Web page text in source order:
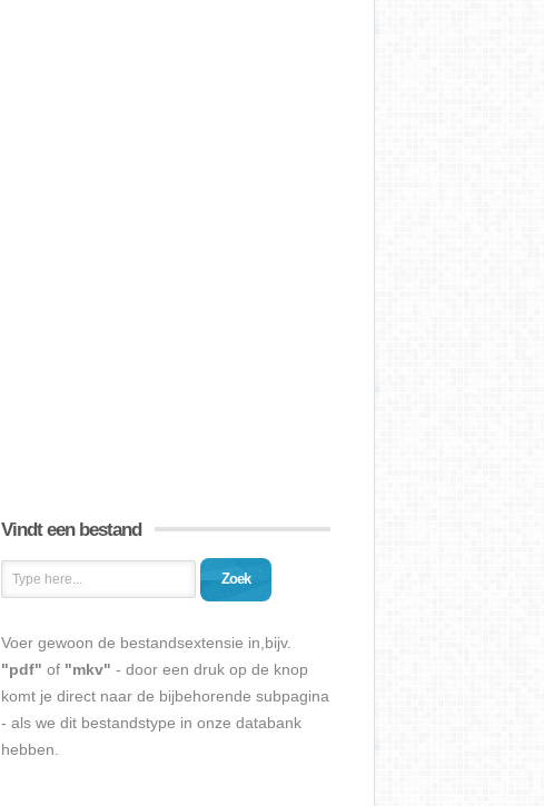
Vindt een bestand
Zoek
Voer gewoon de bestandsextensie in,bijv.
"pdf" of "mkv" - door een druk op de knop
komt je direct naar de bijbehorende subpagina
- als we dit bestandstype in onze databank
hebben.